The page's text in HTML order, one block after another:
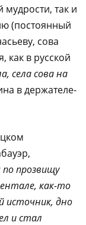
так и
(постоянный
сова
как в русской
села сова на
в держателе-
прозвищу
как-то
источник, дно
и стал